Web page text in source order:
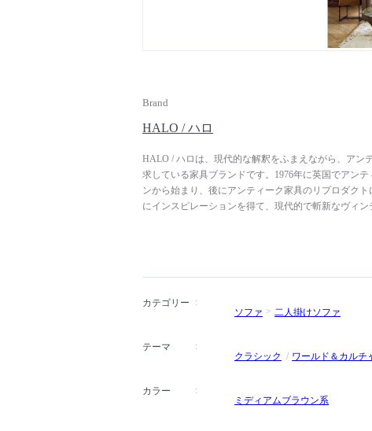
Brand
HALO / ハロ
HALO / ハロは、現代的な解釈をふまえながら、アン
求している家具ブランドです。1976年に英国でアン
ンから始まり、後にアンティーク家具のリプロダク
にインスピレーションを得て、現代的で斬新なヴィ
の原点は、質の高い家具や職人たちの伝統技巧を間
す。家具ブランドの枠を超える高いファッション性と
もちろん、ファッションブランドのオフィシャル家
カテゴリー
ソファ
二人掛けソファ
テーマ
クラシック
ワールド＆カルチ
カラー
ミディアムブラウン系